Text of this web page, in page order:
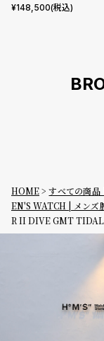
ulse
¥148,500(税込)
HOME すべての商
EN'S WATCH | メンズ
R II DIVE GMT TIDAL